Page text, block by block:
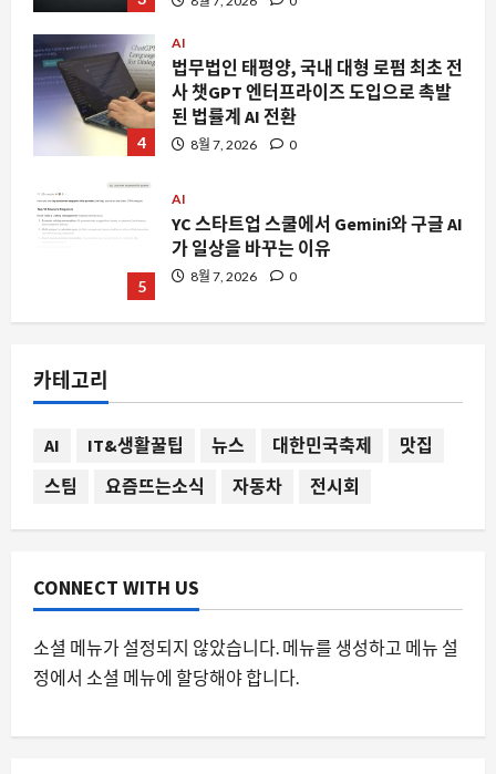
4
AI
법무법인 태평양, 국내 대형 로펌 최초 전
사 챗GPT 엔터프라이즈 도입으로 촉발
된 법률계 AI 전환
8월 7, 2026 0
5
AI
YC 스타트업 스쿨에서 Gemini와 구글 AI
가 일상을 바꾸는 이유
8월 7, 2026 0
전시회
콜린 맥레이의 전설적 서브라임프레자
가 레고로 재탄생할 가능성, 지금 투표가
열렸다
카테고리
AI IT&생활꿀팁 뉴스 대한민국축제
맛집
스팀
요즘뜨는소식 자동차 전시회
CONNECT WITH US
소셜 메뉴가 설정되지 않았습니다. 메뉴를 생성하고 메뉴 설
정에서 소셜 메뉴에 할당해야 합니다.